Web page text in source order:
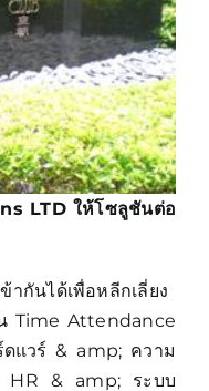
LTD ให้โซลูชันต่อ
กันได้เพื่อหลีกเลี่ยง
Time Attendance
ดแวร์ & amp; ความ
HR & amp; ระบบ